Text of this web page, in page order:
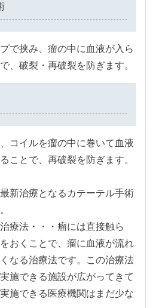
で挟み、瘤の中に血液が入ら
、破裂・再破裂を防ぎます。
コイルを瘤の中に巻いて血液
ことで、再破裂を防ぎます。
新治療となるカテーテル手術
療法・・・瘤には直接触ら
おくことで、瘤に血液が流れ
なる治療法です。この治療法
施できる施設が広がってきて
施できる医療機関はまだ少な